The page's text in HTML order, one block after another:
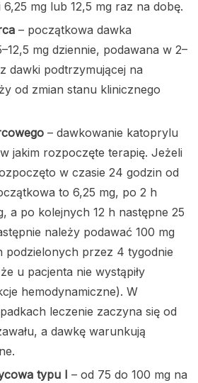
mg lub 12,5 mg raz na dobę.
– początkowa dawka
mg dziennie, podawana w 2–
dawki podtrzymującej na
od zmian stanu klinicznego
– dawkowanie katoprylu
jakim rozpoczęte terapię. Jeżeli
w czasie 24 godzin od
to 6,25 mg, po 2 h
a po kolejnych 12 h następne 25
należy podawać 100 mg
podzielonych przez 4 tygodnie
u pacjenta nie wystąpiły
hemodynamiczne). W
leczenie zaczyna się od
a dawkę warunkują
typu I – od 75 do 100 mg na